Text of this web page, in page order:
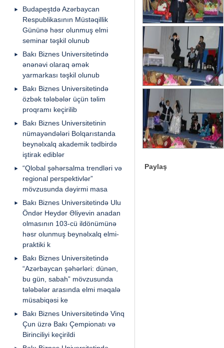
Budapeştdə Azərbaycan
Respublikasının Müstəqillik
Gününə həsr olunmuş elmi
seminar təşkil olunub
Bakı Biznes Universitetində
ənənəvi olaraq əmək
yarmarkası təşkil olunub
Bakı Biznes Universitetində
özbək tələbələr üçün təlim
proqramı keçirilib
Bakı Biznes Universitetinin
nümayəndələri Bolqarıstanda
beynəlxalq akademik tədbirdə
iştirak ediblər
“Qlobal şəhərsalma trendləri və
regional perspektivlər”
mövzusunda dəyirmi masa
Bakı Biznes Universitetində Ulu
Öndər Heydər Əliyevin anadan
olmasının 103-cü ildönümünə
həsr olunmuş beynəlxalq elmi-
praktiki k
Bakı Biznes Universitetində
“Azərbaycan şəhərləri: dünən,
bu gün, sabah” mövzusunda
tələbələr arasında elmi məqalə
müsabiqəsi ke
Bakı Biznes Universitetində Vinq
Çun üzrə Bakı Çempionatı və
Birinciliyi keçirildi
Paylaş